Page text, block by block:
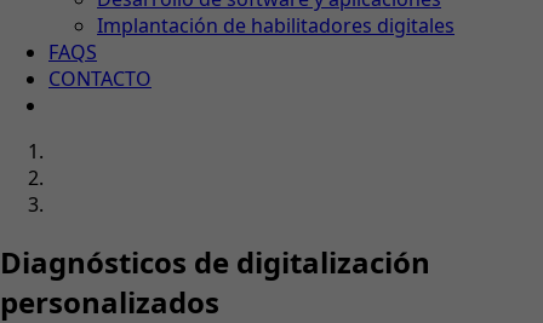
Implantación de habilitadores digitales
FAQS
CONTACTO
Diagnósticos de digitalización
personalizados